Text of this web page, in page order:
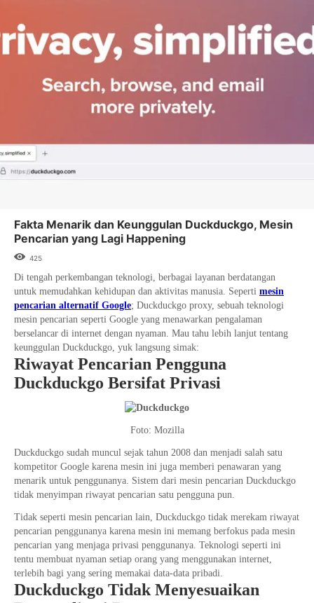
Fakta Menarik dan Keunggulan Duckduckgo, Mesin
Pencarian yang Lagi Happening
425
Di tengah perkembangan teknologi, berbagai layanan berdatangan
untuk memudahkan kehidupan dan aktivitas manusia. Seperti mesin
pencarian alternatif Google; Duckduckgo proxy, sebuah teknologi
mesin pencarian seperti Google yang menawarkan pengalaman
berselancar di internet dengan nyaman. Mau tahu lebih lanjut tentang
keunggulan Duckduckgo, yuk langsung simak:
Riwayat Pencarian Pengguna
Duckduckgo Bersifat Privasi
Foto: Mozilla
Duckduckgo sudah muncul sejak tahun 2008 dan menjadi salah satu
kompetitor Google karena mesin ini juga memberi penawaran yang
menarik untuk penggunanya. Sistem dari mesin pencarian Duckduckgo
tidak menyimpan riwayat pencarian satu pengguna pun.
Tidak seperti mesin pencarian lain, Duckduckgo tidak merekam riwayat
pencarian penggunanya karena mesin ini memang berfokus pada mesin
pencarian yang menjaga privasi penggunanya. Teknologi seperti ini
tentu membuat nyaman setiap orang yang menggunakan internet,
terlebih bagi yang sering memakai data-data pribadi.
Duckduckgo Tidak Menyesuaikan